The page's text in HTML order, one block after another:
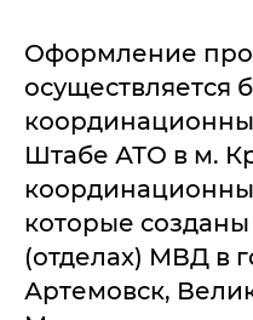
Оформление
осуществляется
Штабе АТО в м.
которые
(отделах) МВД в
Артемовск,